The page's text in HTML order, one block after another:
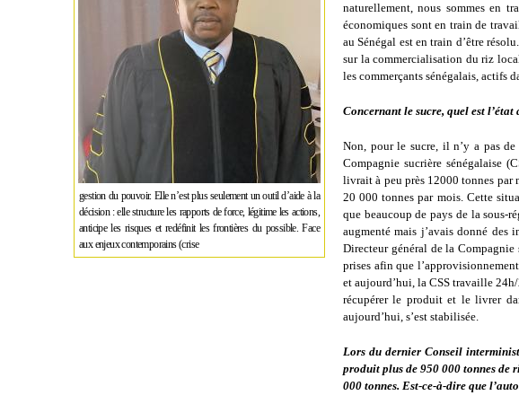
gestion du pouvoir. Elle n’est plus seulement un outil d’aide à la
décision : elle structure les rapports de force, légitime les actions,
anticipe les risques et redéfinit les frontières du possible. Face
aux enjeux contemporains (crise
naturellement, nous sommes en
économiques sont en train de
au Sénégal est en train d’être
sur la commercialisation du riz
les commerçants sénégalais, actifs
Concernant le sucre, quel est
Non, pour le sucre, il n’y a pas
Compagnie sucrière sénégalaise
livrait à peu près 12000 tonnes par
20 000 tonnes par mois. Cette
que beaucoup de pays de la sous-
augmenté mais j’avais donné
Directeur général de la
prises afin que
et aujourd’hui, la CSS travaille
récupérer le produit et le livrer
aujourd’hui, s’est stabilisée.
Lors du dernier Conseil
produit plus de 950 000 tonnes de
000 tonnes. Est-ce-à-dire que